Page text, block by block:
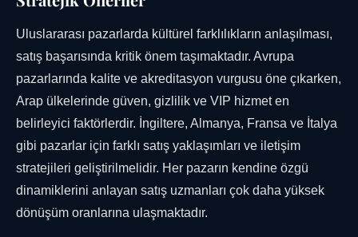
Uluslararası pazarlarda kültürel farklılıkların anlaşılması,
satış başarısında kritik önem taşımaktadır. Avrupa
pazarlarında kalite ve akreditasyon vurgusu öne çıkarken,
Arap ülkelerinde güven, gizlilik ve VIP hizmet en
belirleyici faktörlerdir. İngiltere, Almanya, Fransa ve İtalya
gibi pazarlar için farklı satış yaklaşımları ve iletişim
stratejileri geliştirilmelidir. Her pazarın kendine özgü
dinamiklerini anlayan satış uzmanları çok daha yüksek
dönüşüm oranlarına ulaşmaktadır.